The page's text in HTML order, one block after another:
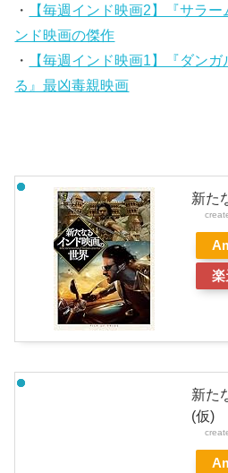
・
【毎週インド映画2】『サラ
ンド映画の傑作
・
【毎週インド映画1】『ダン
る』最凶毒親映画
新た
楽
新た
(仮)